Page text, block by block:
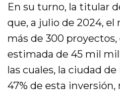
En su turno, la titular
que, a julio de 2024, el
más de 300
estimada de 45 mil
las cuales, la ciudad
47% de esta